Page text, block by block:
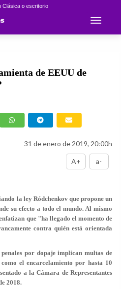
Clásica o escritorio
Toggle
de EEUU de
31 de enero de 2019, 20:00h
A+ a-
la ley Ródchenkov que propone un
su efecto a todo el mundo. Al mismo
que "ha llegado el momento de
contra quién está orientada
por dopaje implican multas de
el encarcelamiento por hasta 10
a la Cámara de Representantes
2018.